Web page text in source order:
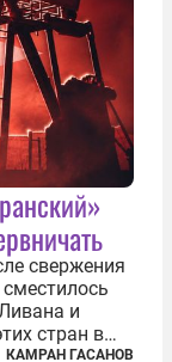
свержения
и
стран в
компании
КАМРАН ГАСАНОВ